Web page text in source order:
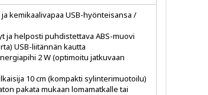
kemikaalivapaa USB-hyönteisansa /
ja helposti puhdistettava ABS-muovi
USB-liitännän kautta
2 W (optimoitu jatkuvaan
10 cm (kompakti sylinterimuotoilu)
pakata mukaan lomamatkalle tai